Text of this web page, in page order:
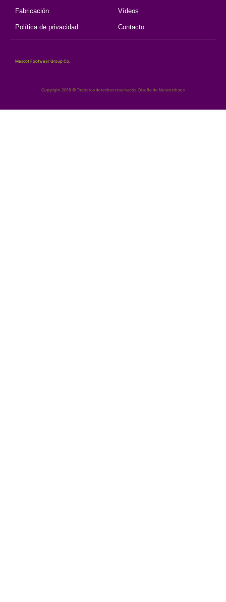
Fabricación
Política de privacidad
Vídeos
Contacto
Mescot Footwear Group Co.
Copyright 2018 © Todos los derechos reservados. Diseño de Mescotshoes